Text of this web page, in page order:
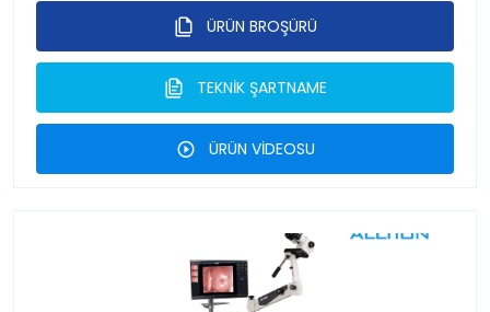
ÜRÜN BROŞÜRÜ
TEKNİK ŞARTNAME
ÜRÜN VİDEOSU